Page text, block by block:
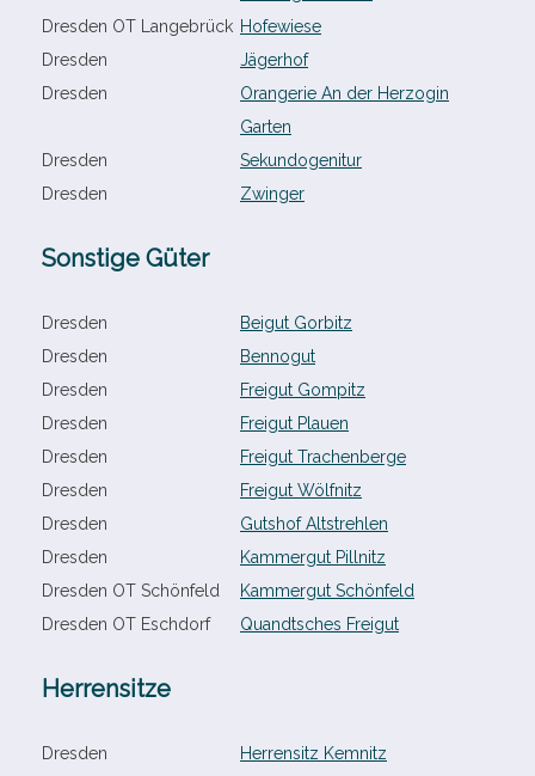
Dresden OT Langebrück Hofewiese
Dresden
Jägerhof
Dresden
Orangerie An der Herzogin
Garten
Dresden
Sekundogenitur
Dresden
Zwinger
Sonstige Güter
Dresden
Beigut Gorbitz
Dresden
Bennogut
Dresden
Freigut Gompitz
Dresden
Freigut Plauen
Dresden
Freigut Trachenberge
Dresden
Freigut Wölfnitz
Dresden
Gutshof Altstrehlen
Dresden
Kammergut Pillnitz
Dresden OT Schönfeld
Kammergut Schönfeld
Dresden OT Eschdorf
Quandtsches Freigut
Herrensitze
Dresden
Herrensitz Kemnitz